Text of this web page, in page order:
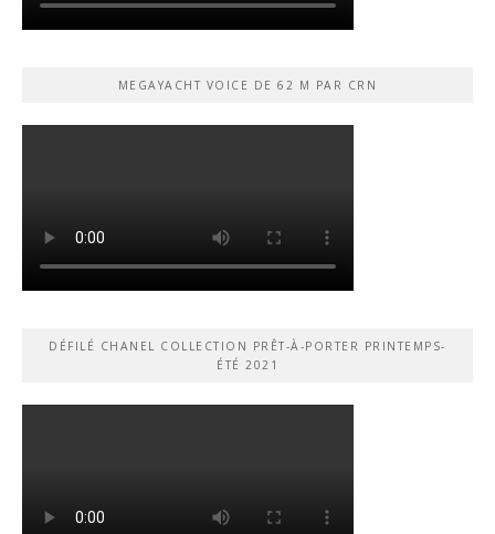
MEGAYACHT VOICE DE 62 M PAR CRN
DÉFILÉ CHANEL COLLECTION PRÊT-À-PORTER PRINTEMPS-
ÉTÉ 2021